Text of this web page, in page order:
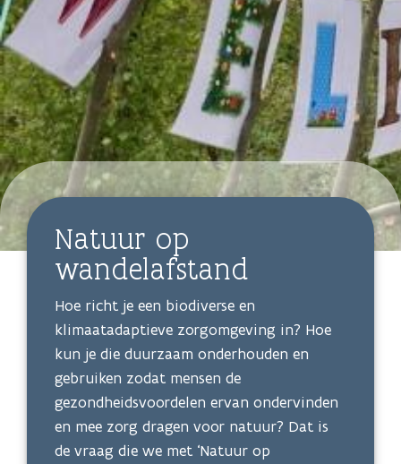
Natuur op
wandelafstand
Hoe richt je een biodiverse en
klimaatadaptieve zorgomgeving in? Hoe
kun je die duurzaam onderhouden en
gebruiken zodat mensen de
gezondheidsvoordelen ervan ondervinden
en mee zorg dragen voor natuur? Dat is
de vraag die we met ‘Natuur op